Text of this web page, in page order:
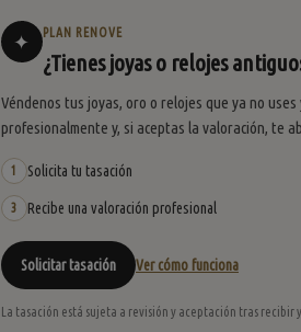
✦ PLAN RENOVE
¿Tienes joyas o relojes
Véndenos tus joyas, oro o relojes que ya no
profesionalmente y, si aceptas la valoración, te
1 Solicita tu tasación
3 Recibe una valoración profesional
Solicitar tasación Ver cómo funciona
La tasación está sujeta a revisión y aceptación tras